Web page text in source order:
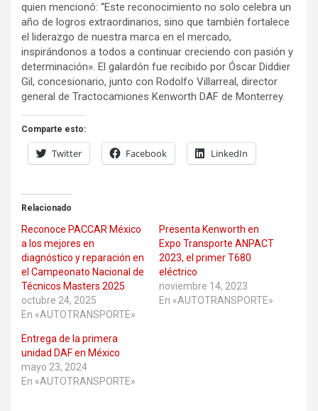
quien mencionó: “Este reconocimiento no solo celebra un
año de logros extraordinarios, sino que también fortalece
el liderazgo de nuestra marca en el mercado,
inspirándonos a todos a continuar creciendo con pasión y
determinación». El galardón fue recibido por Óscar Diddier
Gil, concesionario, junto con Rodolfo Villarreal, director
general de Tractocamiones Kenworth DAF de Monterrey.
Comparte esto:
Twitter Facebook LinkedIn
Relacionado
Reconoce PACCAR México
a los mejores en
diagnóstico y reparación en
el Campeonato Nacional de
Técnicos Masters 2025
octubre 24, 2025
En «AUTOTRANSPORTE»
Presenta Kenworth en
Expo Transporte ANPACT
2023, el primer T680
eléctrico
noviembre 14, 2023
En «AUTOTRANSPORTE»
Entrega de la primera
unidad DAF en México
mayo 23, 2024
En «AUTOTRANSPORTE»